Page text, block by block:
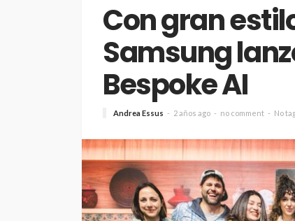
Con gran
Samsung
Bespoke AI
Andrea Essus 2 años ago no comment No
“Harry Potter y
filosofal”
grande para
años